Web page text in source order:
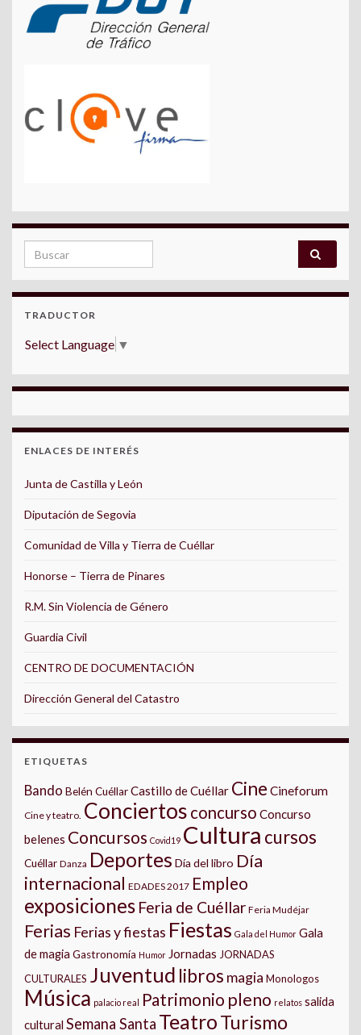
Search for:
TRADUCTOR
Select Language ▼
ENLACES DE INTERÉS
Junta de Castilla y León
Diputación de Segovia
Comunidad de Villa y Tierra de Cuéllar
Honorse – Tierra de Pinares
R.M. Sin Violencia de Género
Guardia Civil
CENTRO DE DOCUMENTACIÓN
Dirección General del Catastro
ETIQUETAS
Bando Belén CuéllarCastillo de Cuéllar Cine Cineforum
Cine y teatro. Conciertos concurso Concurso
belenes Concursos Covid19 Cultura cursos
Cuéllar Danza Deportes Día del libro Día
internacional EDADES 2017 Empleo
exposiciones Feria de Cuéllar Feria Mudéjar
Ferias Ferias y fiestas Fiestas Gala del Humor Gala
de magia Gastronomía Humor Jornadas JORNADAS
CULTURALES Juventud libros magia Monologos
Música palacio real Patrimonio pleno relatos salida
cultural Semana Santa TeatroTurismo